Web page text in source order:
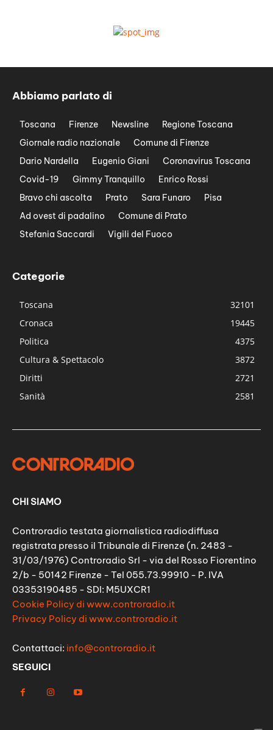
Abbiamo parlato di
Toscana Firenze Newsline
Regione Toscana
Giornale radio nazionale
Comune di Firenze
Dario Nardella
Eugenio Giani
Coronavirus Toscana
Covid-19
Gimmy Tranquillo
Enrico Rossi
Bravo chi ascolta
Prato Sara Funaro
Pisa
Ad ovest di padalino
Comune di Prato
Stefania Saccardi
Vigili del Fuoco
Categorie
Toscana
32101
Cronaca
19445
Politica
4375
Cultura & Spettacolo
3872
Diritti
2721
Sanità
2581
CHI SIAMO
Controradio testata giornalistica radiodiffusa
registrata presso il Tribunale di Firenze (n. 2483 -
31/03/1976) Controradio Srl - via del Rosso Fiorentino
2/b - 50142 Firenze - Tel 055.73.99910 - P. IVA
03353190485 - SDI: M5UXCR1
Cookie Policy di www.controradio.it
Privacy Policy di www.controradio.it
Contattaci: info@controradio.it
SEGUICI